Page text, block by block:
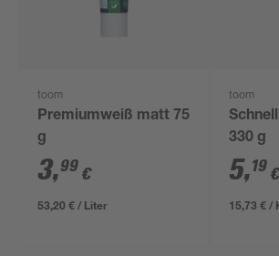
toom
Premiumweiß matt 75
g
3,99 €
53,20 € / Liter
toom
330 g
5,19
15,73 € /